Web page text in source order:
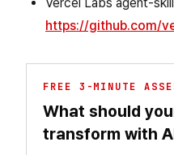
https://github.com/
FREE 3-MINUTE
What should
transform with